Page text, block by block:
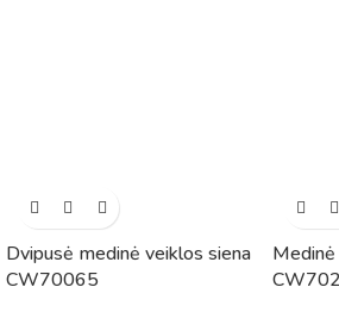
Dvipusė medinė veiklos siena
CW70065